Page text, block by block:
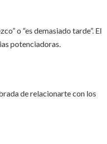
o “es demasiado tarde”. El
potenciadoras.
de relacionarte con los